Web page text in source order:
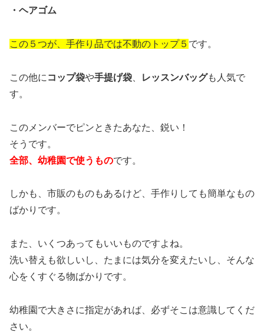
・ヘアゴム
この５つが、手作り品では不動のトップ５ です。
この他に コップ袋や手提げ袋 レッスンバッグも人気で
す。
このメンバーでピンときたあなた、鋭い！
そうです。
全部、幼稚園で使うものです。
しかも、市販のものもあるけど、手作りしても簡単なもの
ばかりです。
また、いくつあってもいいものですよね。
洗い替えも欲しいし、たまには気分を変えたいし、そんな
心をくすぐる物ばかりです。
幼稚園で大きさに指定があれば、必ずそこは意識してくだ
さい。